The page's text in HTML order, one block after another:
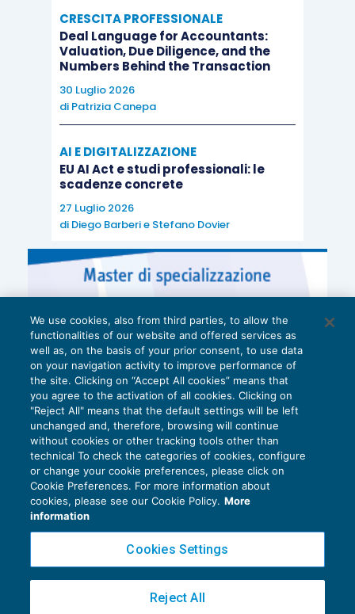
CRESCITA PROFESSIONALE
Deal Language for Accountants:
Valuation, Due Diligence, and the
Numbers Behind the Transaction
30 Luglio 2026
di Patrizia Canepa
AI E DIGITALIZZAZIONE
EU AI Act e studi professionali: le
scadenze concrete
27 Luglio 2026
di Diego Barberie Stefano Dovier
Privacy Policy
Cookie Policy
Copyright 2016 ©Gruppo Euroconference S.p.A.v2.32.4
Piazza Luigi Einaudi, 10N01 - 20124 Milano - info@ecnews.it
We use cookies, also from third parties, to allow the
functionalities of our website and offered services as
well as, on the basis of your prior consent, to use data
on your navigation activity to improve performance of
the site. Clicking on “Accept All cookies” means that
you agree to the activation of all cookies. Clicking on
"Reject All" means that the default settings will be left
unchanged and, therefore, browsing will continue
without cookies or other tracking tools other than
technical To check the categories of cookies, configure
or change your cookie preferences, please click on
Cookie Preferences. For more information about
cookies, please see our Cookie Policy. More
information
Cookies Settings
Reject All